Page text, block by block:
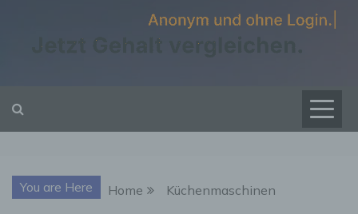
You are Here Home Küchenmaschinen